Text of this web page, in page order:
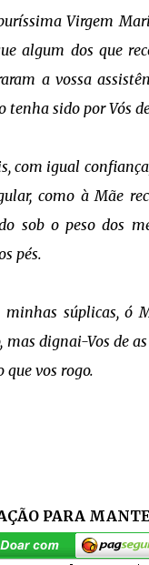
Virgem
algum dos que
a vossa
tenha sido por Vós
com igual
como à Mãe
sob o peso dos
pés.
minhas súplicas,ó
mas dignai-Vos de
que vos rogo.
PARA